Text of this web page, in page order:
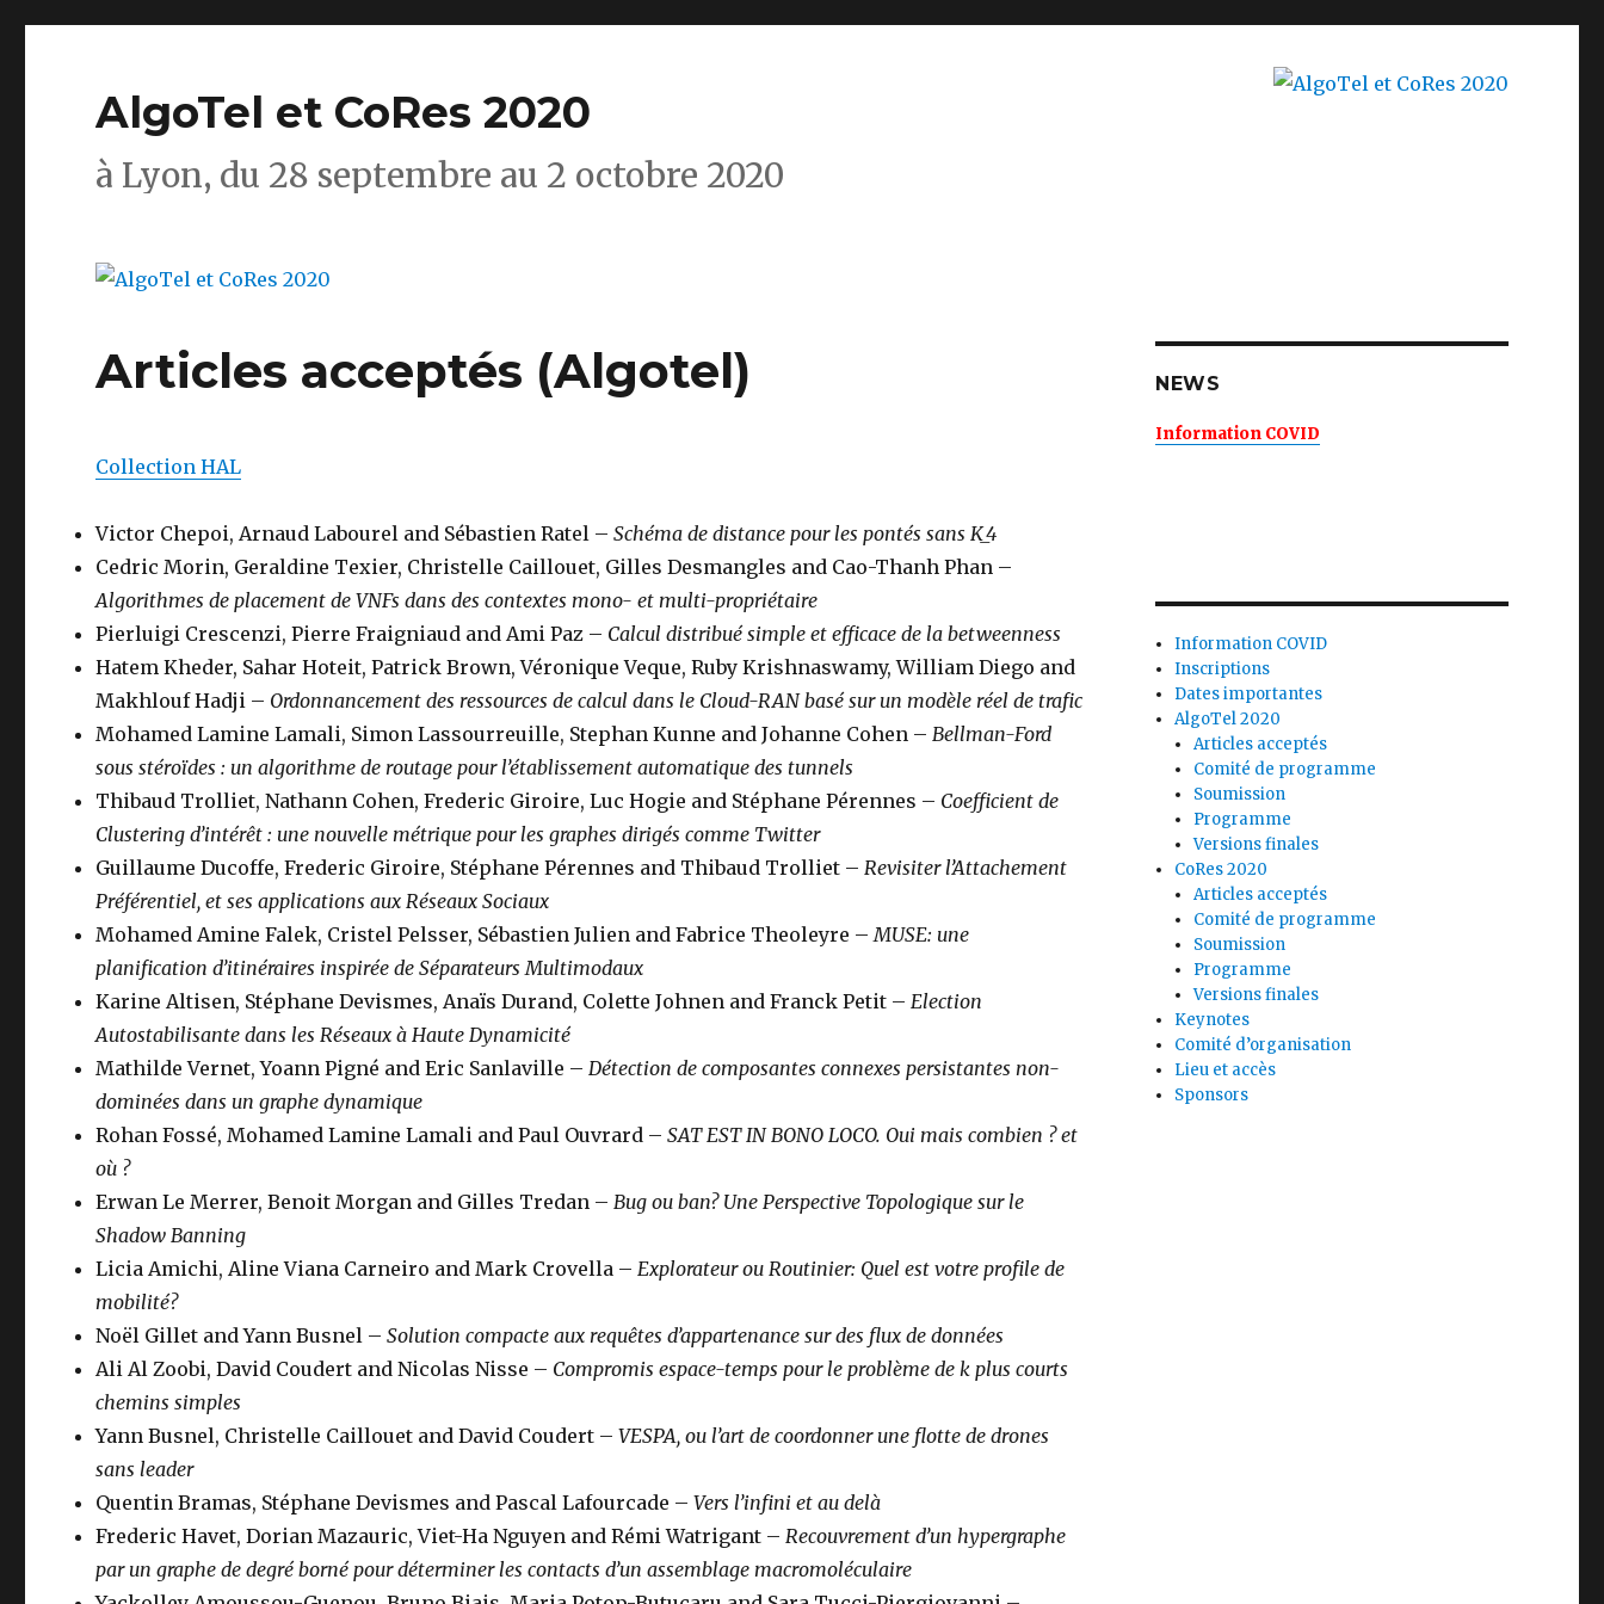
AlgoTel et CoRes 2020
à Lyon, du 28 septembre au 2 octobre 2020
Articles acceptés (Algotel)
Collection HAL
Victor Chepoi, Arnaud Labourel and Sébastien Ratel –Schéma de distance pour les pontés sans K_4
Cedric Morin, Geraldine Texier, Christelle Caillouet, Gilles Desmangles and Cao-Thanh Phan –
Algorithmes de placement de VNFs dans des contextes mono- et multi-propriétaire
Pierluigi Crescenzi, Pierre Fraigniaud and Ami Paz – Calcul distribué simple et efficace de la betweenness
Hatem Kheder, Sahar Hoteit, Patrick Brown, Véronique Veque, Ruby Krishnaswamy, William Diego and
Makhlouf Hadji – Ordonnancement des ressources de calcul dans le Cloud-RAN basé sur un modèle réel de trafic
Mohamed Lamine Lamali, Simon Lassourreuille, Stephan Kunne and Johanne Cohen – Bellman-Ford
sous stéroïdes : un algorithme de routage pour l’établissement automatique des tunnels
Thibaud Trolliet, Nathann Cohen, Frederic Giroire, Luc Hogie and Stéphane Pérennes – Coefficient de
Clustering d’intérêt : une nouvelle métrique pour les graphes dirigés comme Twitter
Guillaume Ducoffe, Frederic Giroire, Stéphane Pérennes and Thibaud Trolliet – Revisiter l’Attachement
Préférentiel, et ses applications aux Réseaux Sociaux
Mohamed Amine Falek, Cristel Pelsser, Sébastien Julien and Fabrice Theoleyre – MUSE: une
planification d’itinéraires inspirée de Séparateurs Multimodaux
Karine Altisen, Stéphane Devismes, Anaïs Durand, Colette Johnen and Franck Petit – Election
Autostabilisante dans les Réseaux à Haute Dynamicité
Mathilde Vernet, Yoann Pigné and Eric Sanlaville – Détection de composantes connexes persistantes non-
dominées dans un graphe dynamique
Rohan Fossé, Mohamed Lamine Lamali and Paul Ouvrard –SAT EST IN BONO LOCO. Oui mais combien ? et
où ?
Erwan Le Merrer, Benoit Morgan and Gilles Tredan – Bug ou ban? Une Perspective Topologique sur le
Shadow Banning
Licia Amichi, Aline Viana Carneiro and Mark Crovella – Explorateur ou Routinier: Quel est votre profile de
mobilité?
Noël Gillet and Yann Busnel –Solution compacte aux requêtes d’appartenance sur des flux de données
Ali Al Zoobi, David Coudert and Nicolas Nisse – Compromis espace-temps pour le problème de k plus courts
chemins simples
Yann Busnel, Christelle Caillouet and David Coudert –VESPA, ou l’art de coordonner une flotte de drones
sans leader
Quentin Bramas, Stéphane Devismes and Pascal Lafourcade – Vers l’infini et au delà
Frederic Havet, Dorian Mazauric, Viet-Ha Nguyen and Rémi Watrigant – Recouvrement d’un hypergraphe
par un graphe de degré borné pour déterminer les contacts d’un assemblage macromoléculaire
NEWS
Information COVID
Information COVID
Inscriptions
Dates importantes
AlgoTel 2020
Articles acceptés
Comité de programme
Soumission
Programme
Versions finales
CoRes 2020
Articles acceptés
Comité de programme
Soumission
Programme
Versions finales
Keynotes
Comité d’organisation
Lieu et accès
Sponsors